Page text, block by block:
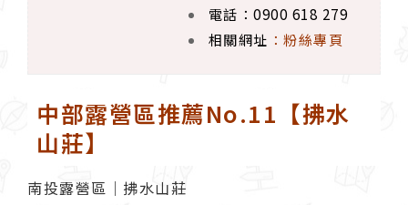
電話：0900 618 279
相關網址 ：粉絲專頁
中部露營區推薦No.11【拂水
山莊】
南投露營區｜拂水山莊